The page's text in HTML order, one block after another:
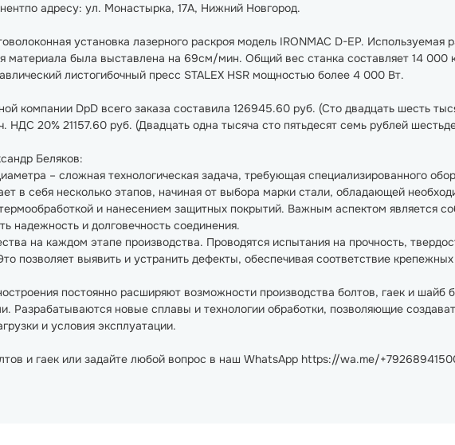
адресу: ул. Монастырка, 17А, Нижний Новгород.
установка лазерного раскроя модель IRONMAC D-EP. Используемая
была выставлена на 69см/мин. Общий вес станка составляет 14 000
листогибочный пресс STALEX HSR мощностью более 4 000 Вт.
компании DpD всего заказа составила 126945.60 руб. (Сто двадцать шесть
НДС 20% 21157.60 руб. (Двадцать одна тысяча сто пятьдесят семь рублей
Беляков:
– сложная технологическая задача, требующая специализированного
в себя несколько этапов, начиная от выбора марки стали, обладающей
и нанесением защитных покрытий. Важным аспектом является
надежность и долговечность соединения.
на каждом этапе производства. Проводятся испытания на прочность,
позволяет выявить и устранить дефекты, обеспечивая соответствие
постоянно расширяют возможности производства болтов, гаек и шайб
Разрабатываются новые сплавы и технологии обработки, позволяющие
и условия эксплуатации.
и гаек или задайте любой вопрос в наш WhatsApp https://wa.me/